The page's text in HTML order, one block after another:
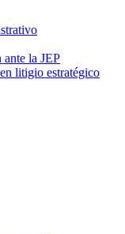
la JEP
litigio estratégico